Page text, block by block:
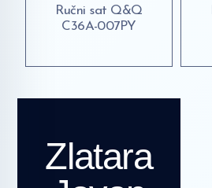
Ručni sat Q&Q
C36A-007PY
Zlatara